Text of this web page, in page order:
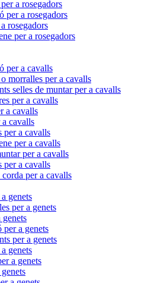
a rosegadors
per a rosegadors
rosegadors
per a rosegadors
per a cavalls
morralles per a cavalls
selles de muntar per a cavalls
per a cavalls
a cavalls
cavalls
per a cavalls
per a cavalls
per a cavalls
per a cavalls
per a cavalls
genets
per a genets
genets
a genets
per a genets
genets
a genets